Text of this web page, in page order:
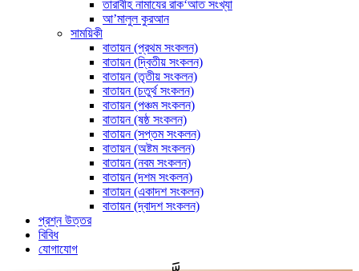
তারাবীহ নামাযের রাক‘আত সংখ্যা
আ’মালুল কুরআন
সাময়িকী
বাতায়ন (প্রথম সংকলন)
বাতায়ন (দ্বিতীয় সংকলন)
বাতায়ন (তৃতীয় সংকলন)
বাতায়ন (চতুর্থ সংকলন)
বাতায়ন (পঞ্চম সংকলন)
বাতায়ন (ষষ্ঠ সংকলন)
বাতায়ন (সপ্তম সংকলন)
বাতায়ন (অষ্টম সংকলন)
বাতায়ন (নবম সংকলন)
বাতায়ন (দশম সংকলন)
বাতায়ন (একাদশ সংকলন)
বাতায়ন (দ্বাদশ সংকলন)
প্রশ্ন উত্তর
বিবিধ
যোগাযোগ